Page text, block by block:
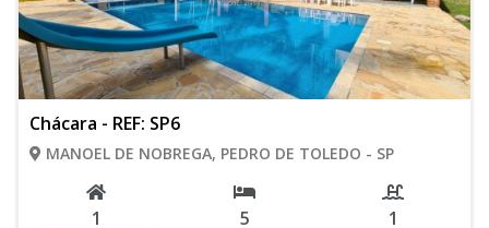
Chácara - REF: SP6
MANOEL DE NOBREGA, PEDRO DE TOLEDO - SP
1 5 1